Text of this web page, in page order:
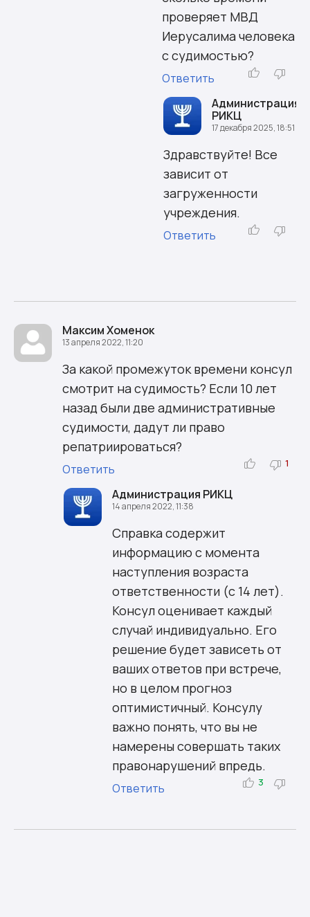
проверяет МВД
Иерусалима человека
с судимостью?
Ответить
Администрация
РИКЦ
17 декабря 2025, 18:51
Здравствуйте! Все
зависит от
загруженности
учреждения.
Ответить
Максим Хоменок
13 апреля 2022, 11:20
За какой промежуток времени консул
смотрит на судимость? Если 10 лет
назад были две административные
судимости, дадут ли право
репатриироваться?
1
Ответить
Администрация РИКЦ
14 апреля 2022, 11:38
Справка содержит
информацию с момента
наступления возраста
ответственности (с 14 лет).
Консул оценивает каждый
случай индивидуально. Его
решение будет зависеть от
ваших ответов при встрече,
но в целом прогноз
оптимистичный. Консулу
важно понять, что вы не
намерены совершать таких
правонарушений впредь.
3
Ответить